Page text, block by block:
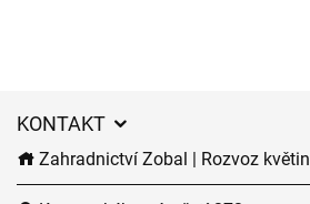
KONTAKT
Zahradnictví Zobal | Rozvoz květin